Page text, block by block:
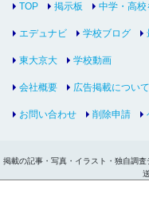
TOP 掲示板 中学・高校
エデュナビ 学校ブログ
東大京大 学校動画
会社概要 広告掲載について
お問い合わせ 削除申請
掲載の記事・写真・イラスト・独自調